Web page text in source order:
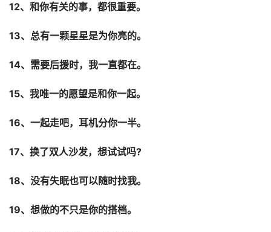
12、和你有关的事，都很重要。
13、总有一颗星星是为你亮的。
14、需要后援时，我一直都在。
15、我唯一的愿望是和你一起。
16、一起走吧，耳机分你一半。
17、换了双人沙发，想试试吗?
18、没有失眠也可以随时找我。
19、想做的不只是你的搭档。